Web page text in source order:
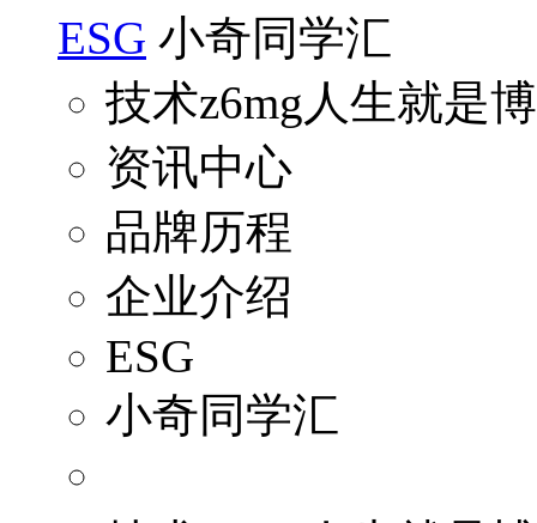
ESG 小奇同学汇
技术z6mg人生就是博
资讯中心
品牌历程
企业介绍
ESG
小奇同学汇